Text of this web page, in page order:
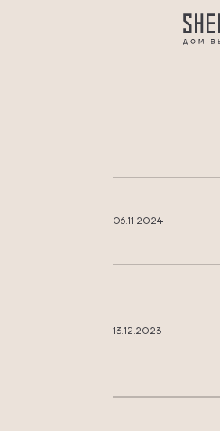
06.11.2024
13.12.2023